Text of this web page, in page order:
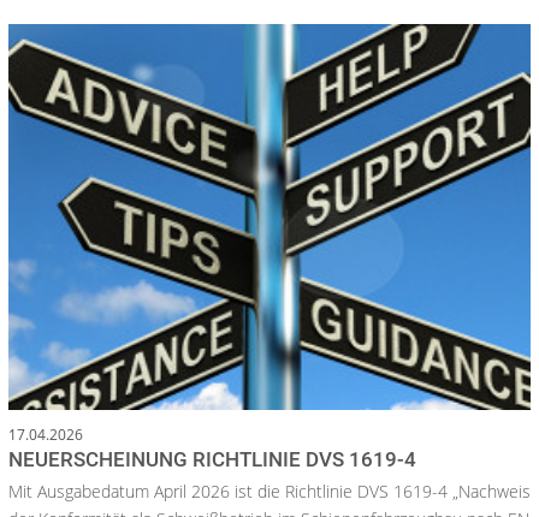
17.04.2026
NEUERSCHEINUNG RICHTLINIE DVS 1619-4
Mit Ausgabedatum April 2026 ist die Richtlinie DVS 1619-4 „Nachweis